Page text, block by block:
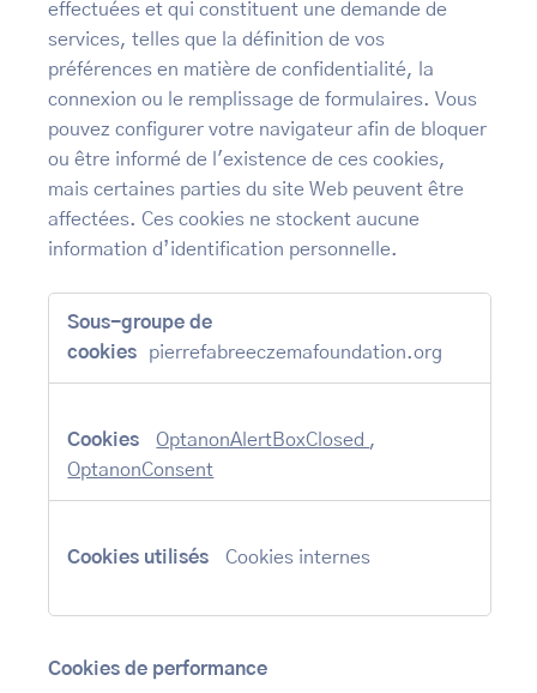
effectuées et qui constituent une demande de
services, telles que la définition de vos
préférences en matière de confidentialité, la
connexion ou le remplissage de formulaires. Vous
pouvez configurer votre navigateur afin de bloquer
ou être informé de l'existence de ces cookies,
mais certaines parties du site Web peuvent être
affectées. Ces cookies ne stockent aucune
information d’identification personnelle.
strictement
nécessairespierrefabreeczemafoundation.org
OptanonAlertBoxClosed ,
OptanonConsent
Cookies internes
Cookies de performance